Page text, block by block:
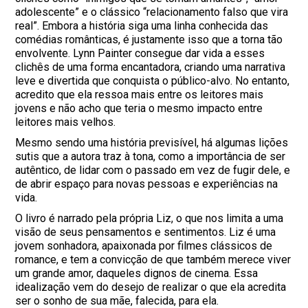
adolescente” e o clássico “relacionamento falso que vira
real”. Embora a história siga uma linha conhecida das
comédias românticas, é justamente isso que a torna tão
envolvente. Lynn Painter consegue dar vida a esses
clichês de uma forma encantadora, criando uma narrativa
leve e divertida que conquista o público-alvo. No entanto,
acredito que ela ressoa mais entre os leitores mais
jovens e não acho que teria o mesmo impacto entre
leitores mais velhos.
Mesmo sendo uma história previsível, há algumas lições
sutis que a autora traz à tona, como a importância de ser
autêntico, de lidar com o passado em vez de fugir dele, e
de abrir espaço para novas pessoas e experiências na
vida.
O livro é narrado pela própria Liz, o que nos limita a uma
visão de seus pensamentos e sentimentos. Liz é uma
jovem sonhadora, apaixonada por filmes clássicos de
romance, e tem a convicção de que também merece viver
um grande amor, daqueles dignos de cinema. Essa
idealização vem do desejo de realizar o que ela acredita
ser o sonho de sua mãe, falecida, para ela.